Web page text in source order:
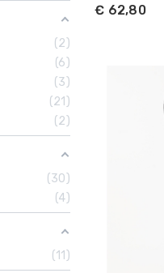
2
6
3
21
2
30
4
11
€ 62,80